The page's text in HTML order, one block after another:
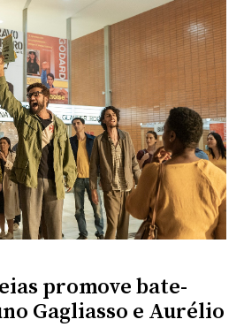
promove bate-
Gagliasso e Aurélio